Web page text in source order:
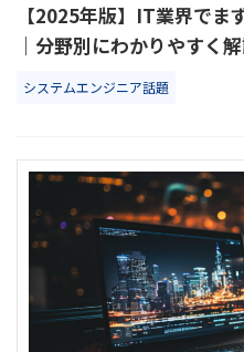
【2025年版】IT業界でま
｜分野別にわかりやすく解
システムエンジニア話題